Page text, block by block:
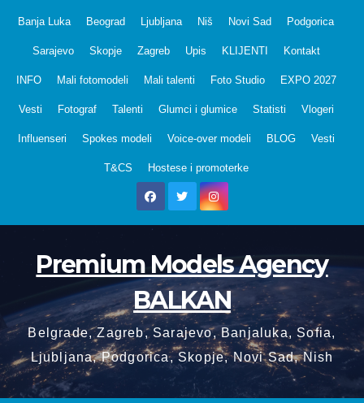
Banja Luka Beograd Ljubljana Niš Novi Sad Podgorica
Sarajevo Skopje Zagreb Upis KLIJENTI Kontakt
INFO Mali fotomodeli Mali talenti Foto Studio EXPO 2027
Vesti Fotograf Talenti Glumci i glumice Statisti Vlogeri
Influenseri Spokes modeli Voice-over modeli BLOG Vesti
T&CS Hostese i promoterke
Premium Models Agency
BALKAN
Belgrade, Zagreb, Sarajevo, Banjaluka, Sofia,
Ljubljana, Podgorica, Skopje, Novi Sad, Nish